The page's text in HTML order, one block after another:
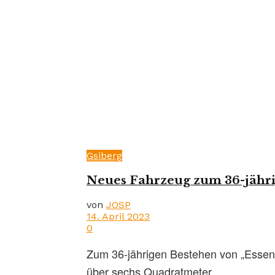
Gsiberg
Neues Fahrzeug zum 36-
von JOSP
14. April 2023
0
Zum 36-jährigen Bestehen von
über sechs Quadratmeter ...